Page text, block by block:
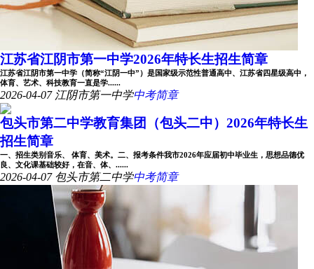
江苏省江阴市第一中学2026年特长生招生简章
江苏省江阴市第一中学（简称“江阴一中”）是国家级示范性普通高中、江苏省四星级高中，
体育、艺术、科技教育一直是学......
2026-04-07 江阴市第一中学中考简章
包头市第二中学教育集团（包头二中）2026年特长生
招生简章
一、招生类别音乐、 体育、美术。二、报考条件我市2026年应届初中毕业生，思想品德优
良、文化课基础较好，在音、体、......
2026-04-07 包头市第二中学中考简章